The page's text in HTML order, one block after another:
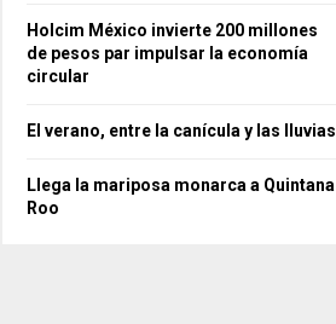
Holcim México invierte 200 millones
de pesos par impulsar la economía
circular
El verano, entre la canícula y las lluvias
Llega la mariposa monarca a Quintana
Roo